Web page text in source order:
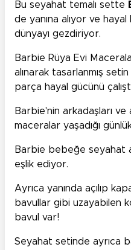
Bu seyahat temalı sette
de yanına alıyor ve
dünyayı gezdiriyor.
Barbie Rüya Evi
alınarak tasarlanmış
parça hayal gücünü
Barbie'nin arkadaşları ve
maceralar yaşadığı
Barbie bebeğe seyahat
eşlik ediyor.
Ayrıca yanında açılıp
bavullar gibi uzayabilen
bavul var!
Seyahat setinde ayrıca